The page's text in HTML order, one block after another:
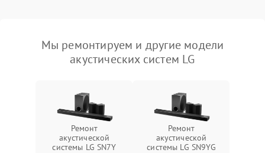
Мы ремонтируем и другие модели
акустических систем LG
Ремонт
акустической
системы LG SN7Y
Ремонт
акустической
системы LG SN9YG